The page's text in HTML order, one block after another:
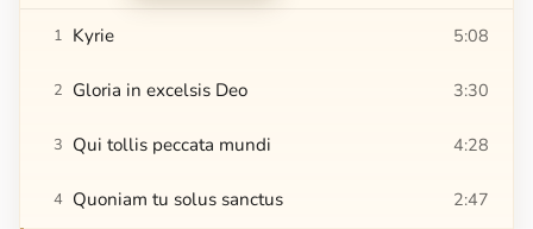
1 Kyrie 5:08
2 Gloria in excelsis Deo 3:30
3 Qui tollis peccata mundi 4:28
4 Quoniam tu solus sanctus 2:47